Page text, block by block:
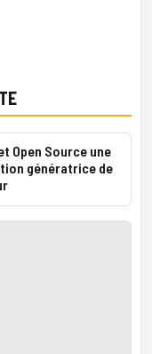
Open Source une
génératrice de